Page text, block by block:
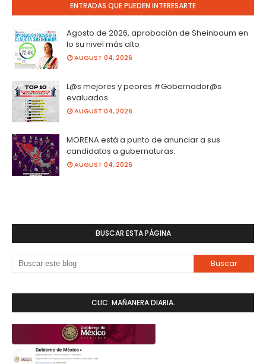
ENTRADAS QUE PUEDEN INTERESARTE
Agosto de 2026, aprobación de Sheinbaum en
lo su nivel más alto
AUGUST 04, 2026
L@s mejores y peores #Gobernador@s
evaluados
AUGUST 04, 2026
MORENA está a punto de anunciar a sus
candidatos a gubernaturas.
AUGUST 04, 2026
BUSCAR ESTA PÁGINA
CLIC. MAÑANERA DIARIA.